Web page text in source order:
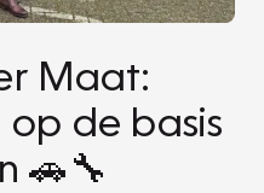
Maat:
de basis
🚗🔧